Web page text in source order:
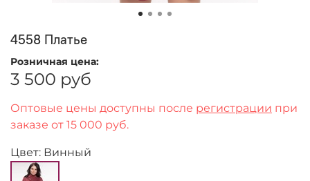
4558 Платье
Розничная цена:
3 500 руб
Оптовые цены доступны после регистрации при
заказе от 15 000 руб.
Цвет: Винный